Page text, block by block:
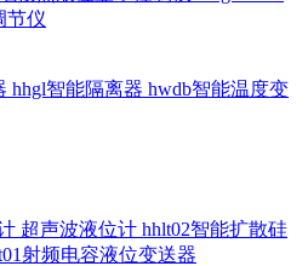
节仪
hhgl智能隔离器 hwdb智能温度变
超声波液位计 hhlt02智能扩散硅
射频电容液位变送器